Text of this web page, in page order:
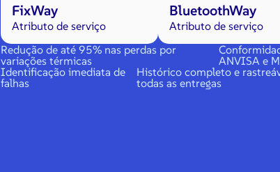
FixWay
Atributo de serviço
BluetoothWay
Atributo de serviço
Redução de até 95% nas perdas por
variações térmicas
ANVISA e
Identificação imediata de
falhas
Histórico completo e
todas as entregas